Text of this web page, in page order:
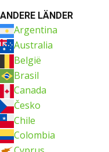
ANDERE LÄNDER
Argentina
Australia
België
Brasil
Canada
Česko
Chile
Colombia